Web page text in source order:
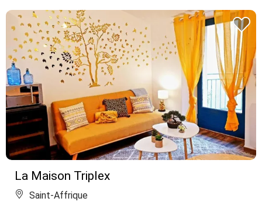
La Maison Triplex
Saint-Affrique